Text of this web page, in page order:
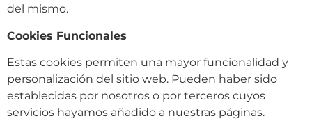
del mismo.
Cookies Funcionales
Estas cookies permiten una mayor funcionalidad y
personalización del sitio web. Pueden haber sido
establecidas por nosotros o por terceros cuyos
servicios hayamos añadido a nuestras páginas.